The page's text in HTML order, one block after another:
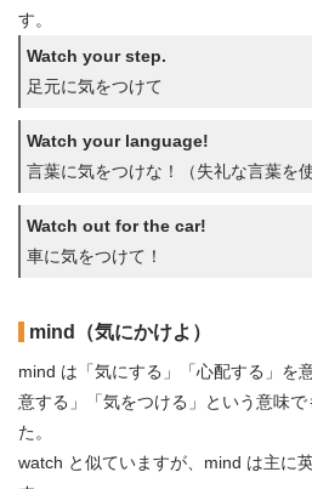
す。
Watch your step.
足元に気をつけて
Watch your language!
言葉に気をつけな！（失礼な言葉を
Watch out for the car!
車に気をつけて！
mind（気にかけよ）
mind は「気にする」「心配する」を
意する」「気をつける」という意味
た。
watch と似ていますが、mind は主に